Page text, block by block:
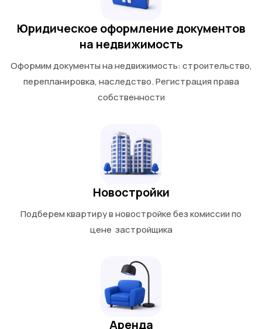
Юридическое оформление документов
на недвижимость
Оформим документы на недвижимость: строительство,
перепланировка, наследство. Регистрация права
собственности
Новостройки
Подберем квартиру в новостройке без комиссии по
цене застройщика
Аренда